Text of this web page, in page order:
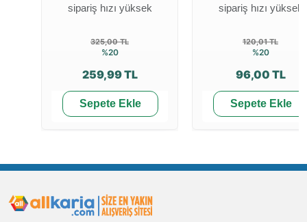
sipariş hızı yüksek
325,00 TL
%20
259,99 TL
Sepete Ekle
sipariş hızı yüksek
120,01 TL
%20
96,00 TL
Sepete Ekle